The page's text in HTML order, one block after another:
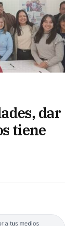
dar
tiene
a tus medios